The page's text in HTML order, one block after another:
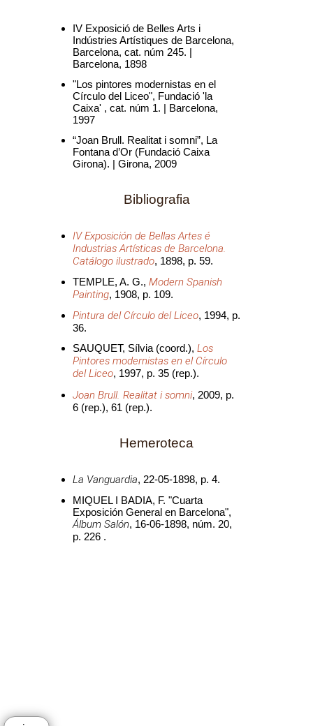
IV Exposició de Belles Arts i
Indústries Artístiques de Barcelona,
Barcelona, cat. núm 245. |
Barcelona, 1898
"Los pintores modernistas en el
Círculo del Liceo", Fundació 'la
Caixa' , cat. núm 1. | Barcelona,
1997
“Joan Brull. Realitat i somni”, La
Fontana d’Or (Fundació Caixa
Girona). | Girona, 2009
Bibliografia
IV Exposición de Bellas Artes é
Industrias Artísticas de Barcelona.
Catálogo ilustrado, 1898, p. 59.
TEMPLE, A. G., Modern Spanish
Painting, 1908, p. 109.
Pintura del Círculo del Liceo, 1994, p.
36.
SAUQUET, Sílvia (coord.), Los
Pintores modernistas en el Círculo
del Liceo, 1997, p. 35 (rep.).
Joan Brull. Realitat i somni, 2009, p.
6 (rep.), 61 (rep.).
Hemeroteca
La Vanguardia, 22-05-1898, p. 4.
MIQUEL I BADIA, F. "Cuarta
Exposición General en Barcelona",
Álbum Salón, 16-06-1898, núm. 20,
p. 226 .